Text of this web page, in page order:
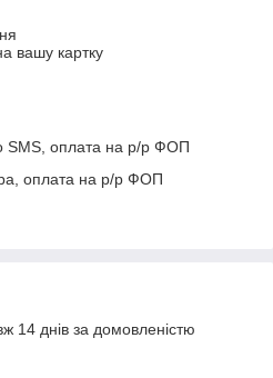
вашу картку
SMS, оплата на р/р ФОП
оплата на р/р ФОП
14 днів за домовленістю